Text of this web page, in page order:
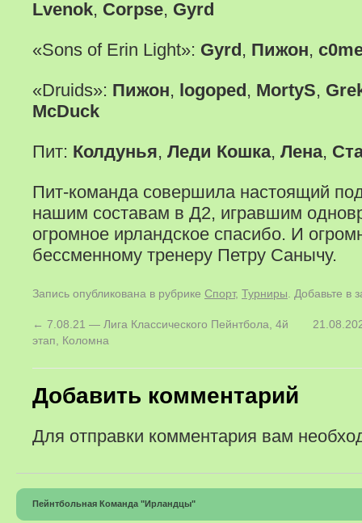
Lvenok, Corpse, Gyrd
«Sons of Erin Light»: Gyrd, Пижон,
«Druids»: Пижон, logoped, MortyS,
McDuck
Пит: Колдунья, Леди Кошка, Лена,
Пит-команда совершила настоящий
нашим составам в Д2, игравшим
огромное ирландское спасибо. И
бессменному тренеру Петру Санычу.
Запись опубликована в рубрике Спорт, Турниры . Добавьте в
← 7.08.21 — Лига Классического Пейнтбола, 4й
этап, Коломна
Добавить комментарий
Для отправки комментария вам
Пейнтбольная Команда "Ирландцы"